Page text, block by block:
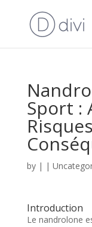
Sport :
by | |
Introduction
Le nandrolone